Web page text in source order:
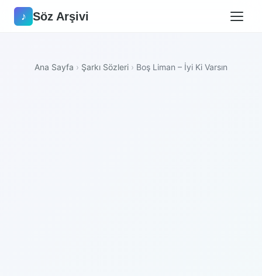
♪ Söz Arşivi
Ana Sayfa › Şarkı Sözleri › Boş Liman – İyi Ki Varsın